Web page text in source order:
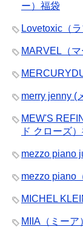
ー）福袋
Lovetoxic（
MARVEL（
merry jenny (
MEW'S
ド クローズ
mezzo piano
mezzo piano
MICHEL
MIIA（ミーア